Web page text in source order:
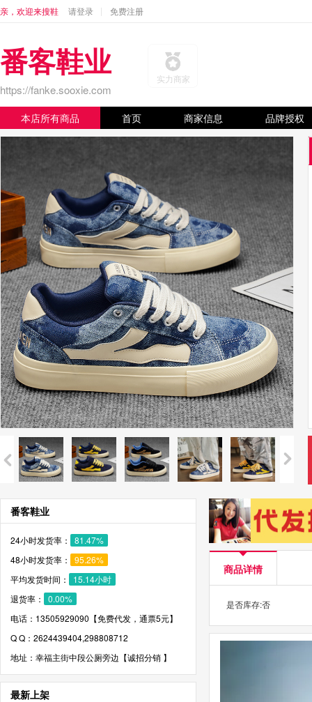
亲，欢迎来搜鞋 请登录 免费注册
番客鞋业
https://fanke.sooxie.com
实力商家
本店所有商品 首页 商家信息 品牌授权
番客鞋业
24小时发货率：
81.47%
48小时发货率：
95.26%
平均发货时间：
15.14小时
退货率：
0.00%
电话：13505929090【免费代发，通票5元】
Q Q：2624439404,298808712
地址：幸福主街中段公厕旁边【诚招分销 】
最新上架
商品详情
是否库存:否